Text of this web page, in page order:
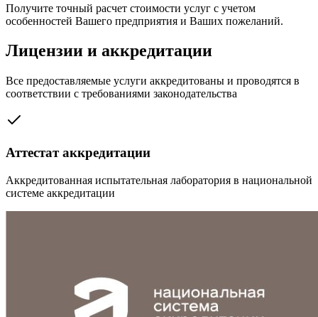
Получите точный расчет стоимости услуг с учетом
особенностей Вашего предприятия и Ваших пожеланий.
Лицензии и аккредитации
Все предоставляемые услуги аккредитованы и проводятся в
соответствии с требованиями законодательства
Аттестат аккредитации
Аккредитованная испытательная лаборатория в национальной
системе аккредитации